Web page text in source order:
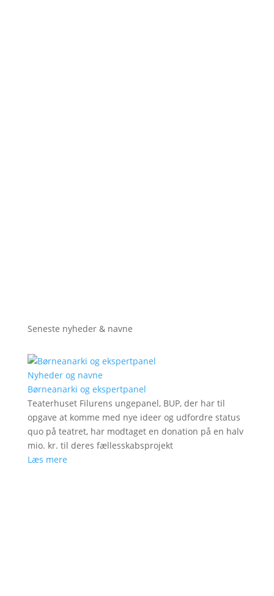
Seneste nyheder & navne
Nyheder og navne
Børneanarki og ekspertpanel
Teaterhuset Filurens ungepanel, BUP, der har til
opgave at komme med nye ideer og udfordre status
quo på teatret, har modtaget en donation på en halv
mio. kr. til deres fællesskabsprojekt
Læs mere